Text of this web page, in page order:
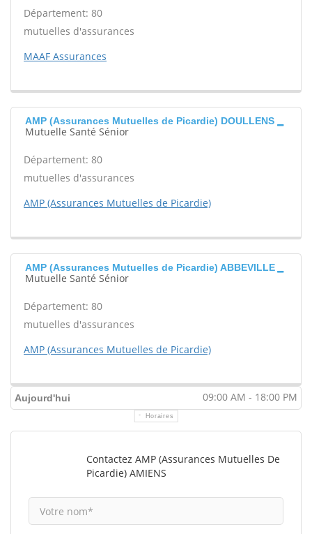
Département: 80
mutuelles d'assurances
MAAF Assurances
AMP (Assurances Mutuelles de Picardie) DOULLENS
Mutuelle Santé Sénior
Département: 80
mutuelles d'assurances
AMP (Assurances Mutuelles de Picardie)
AMP (Assurances Mutuelles de Picardie) ABBEVILLE
Mutuelle Santé Sénior
Département: 80
mutuelles d'assurances
AMP (Assurances Mutuelles de Picardie)
Aujourd'hui 09:00 AM - 18:00 PM
Horaires
Contactez AMP (Assurances Mutuelles De
Picardie) AMIENS